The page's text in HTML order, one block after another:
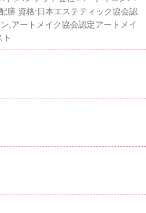
膳 資格:日本エステティック協会認
,アートメイク協会認定アートメイ